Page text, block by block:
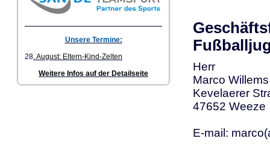
Unsere Termine:
28. August: Eltern-Kind-Zelten
Weitere Infos auf der Detailseite
Herr
Marco Willems
Kevelaerer
47652 Weeze
E-mail: